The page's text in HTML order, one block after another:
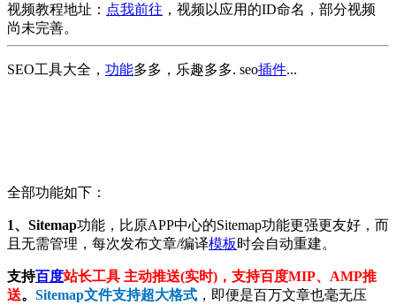
视频教程地址： 点我前往 ，视频以应用的ID命名，部分视频
尚未完善。
SEO工具大全， 功能多多，乐趣多多. seo插件...
全部功能如下：
1、Sitemap功能，比原APP中心的Sitemap功能更强更友好，而
且无需管理，每次发布文章/编译模板时会自动重建。
支持百度站长工具 主动推送(实时)，支持百度MIP、AMP推
送。 Sitemap文件支持超大格式 ，即便是百万文章也毫无压